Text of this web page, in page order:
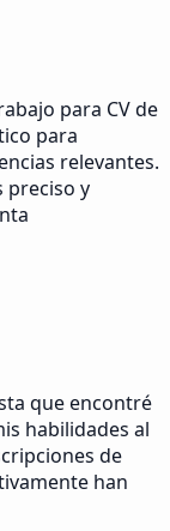
para CV de
para
relevantes.
preciso y
que encontré
habilidades al
de
han